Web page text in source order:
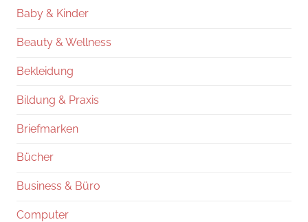
Baby & Kinder
Beauty & Wellness
Bekleidung
Bildung & Praxis
Briefmarken
Bücher
Business & Büro
Computer